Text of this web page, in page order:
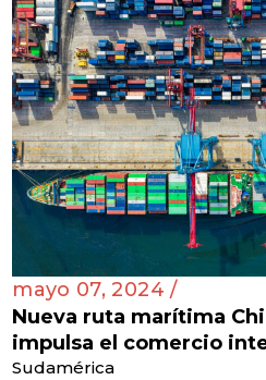
mayo 07, 2024 /
Nueva ruta marítima
impulsa el comercio
Sudamérica